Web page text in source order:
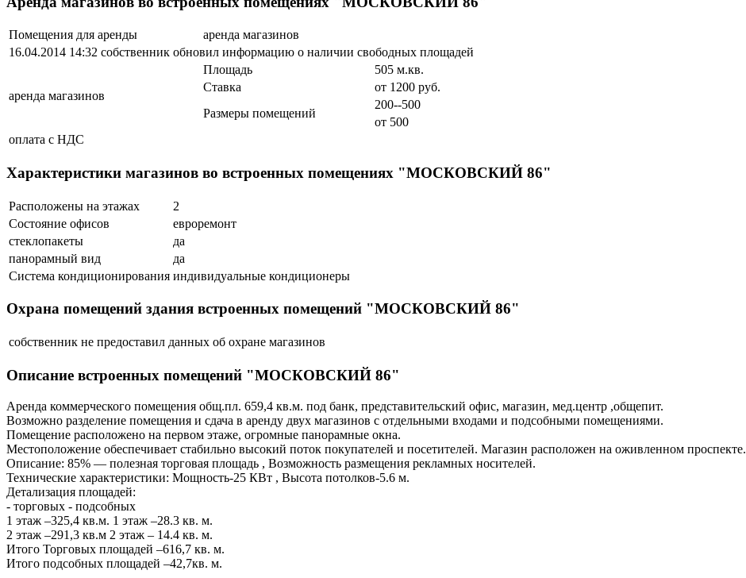
Помещения для аренды
аренда магазинов
16.04.2014 14:32 собственник обновил информацию о наличии свободных площадей
аренда магазинов
Площадь
505 м.кв.
Ставка
от 1200 руб.
Размеры помещений
200--500
от 500
оплата с НДС
Характеристики магазинов во встроенных помещениях "МОСКОВСКИЙ 86"
Расположены на этажах
2
Состояние офисов
евроремонт
стеклопакеты
да
панорамный вид
да
Система кондиционирования индивидуальные кондиционеры
Охрана помещений здания встроенных помещений "МОСКОВСКИЙ 86"
собственник не предоставил данных об охране магазинов
Описание встроенных помещений "МОСКОВСКИЙ 86"
Аренда коммерческого помещения общ.пл. 659,4 кв.м. под банк, представительский офис, магазин, мед.центр ,общепит.
Возможно разделение помещения и сдача в аренду двух магазинов с отдельными входами и подсобными помещениями.
Помещение расположено на первом этаже, огромные панорамные окна.
Местоположение обеспечивает стабильно высокий поток покупателей и посетителей. Магазин расположен на оживленном проспекте.
Описание: 85% — полезная торговая площадь , Возможность размещения рекламных носителей.
Технические характеристики: Мощность-25 КВт , Высота потолков-5.6 м.
Детализация площадей:
- торговых - подсобных
1 этаж –325,4 кв.м. 1 этаж –28.3 кв. м.
2 этаж –291,3 кв.м 2 этаж – 14.4 кв. м.
Итого Торговых площадей –616,7 кв. м.
Итого подсобных площадей –42,7кв. м.